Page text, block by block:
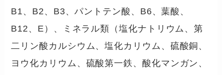
B1、B2、B3、パントテン酸、B6、葉酸、
B12、E）、ミネラル類（塩化ナトリウム、第
二リン酸カルシウム、塩化カリウム、硫酸銅、
ヨウ化カリウム、硫酸第一鉄、酸化マンガン、